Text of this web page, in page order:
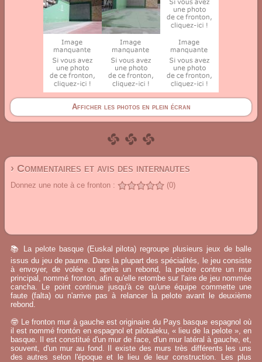
Afficher les photos en plein écran
› Commentaires et avis des internautes
Donnez une note à ce fronton : (0)
📚 La pelote basque (Euskal pilota) regroupe plusieurs jeux de balle
issus du jeu de paume. Dans la plupart des spécialités, le jeu consiste
à envoyer, de volée ou après un rebond, la pelote contre un mur
principal, nommé fronton, afin qu'elle retombe sur l'aire de jeu nommée
cancha. Le point continue jusqu'à ce qu'une équipe commette une
faute (falta) ou n'arrive pas à relancer la pelote avant le deuxième
rebond.
🤓 Le fronton mur à gauche est originaire du Pays basque espagnol où
il est nommé frontón en espagnol et pilotaleku, « lieu de la pelote », en
basque. Il est constitué d'un mur de face, d'un mur latéral à gauche, et,
souvent, d'un mur au fond. Il existe des murs très différents les uns
des autres selon l'époque et le lieu de leur construction. Les plus